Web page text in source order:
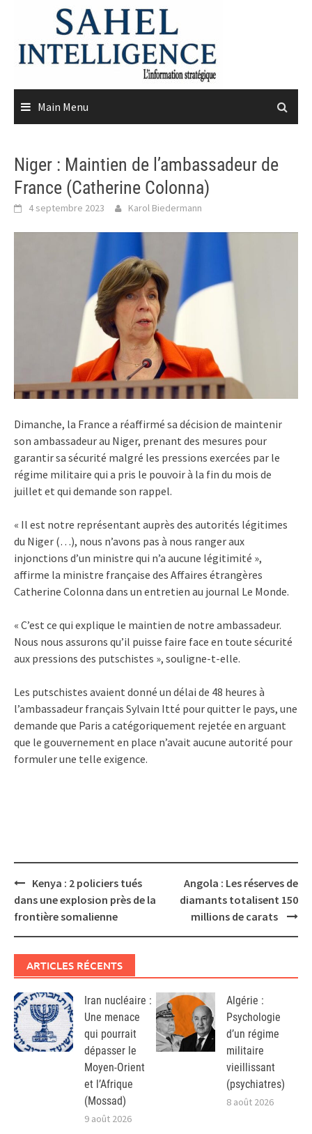
content
Main Menu
Niger : Maintien de l’ambassadeur de
France (Catherine Colonna)
4 septembre 2023 Karol Biedermann
Dimanche, la France a réaffirmé sa décision de maintenir
son ambassadeur au Niger, prenant des mesures pour
garantir sa sécurité malgré les pressions exercées par le
régime militaire qui a pris le pouvoir à la fin du mois de
juillet et qui demande son rappel.
« Il est notre représentant auprès des autorités légitimes
du Niger (…), nous n’avons pas à nous ranger aux
injonctions d’un ministre qui n’a aucune légitimité »,
affirme la ministre française des Affaires étrangères
Catherine Colonna dans un entretien au journal Le Monde.
« C’est ce qui explique le maintien de notre ambassadeur.
Nous nous assurons qu’il puisse faire face en toute sécurité
aux pressions des putschistes », souligne-t-elle.
Les putschistes avaient donné un délai de 48 heures à
l’ambassadeur français Sylvain Itté pour quitter le pays, une
demande que Paris a catégoriquement rejetée en arguant
que le gouvernement en place n’avait aucune autorité pour
formuler une telle exigence.
Post
navigation
Kenya : 2 policiers tués
dans une explosion près de la
frontière somalienne
Angola : Les réserves de
diamants totalisent 150
millions de carats
ARTICLES RÉCENTS
Iran nucléaire :
Une menace
qui pourrait
dépasser le
Moyen-Orient
et l’Afrique
(Mossad)
9 août 2026
Algérie :
Psychologie
d’un régime
militaire
vieillissant
(psychiatres)
8 août 2026